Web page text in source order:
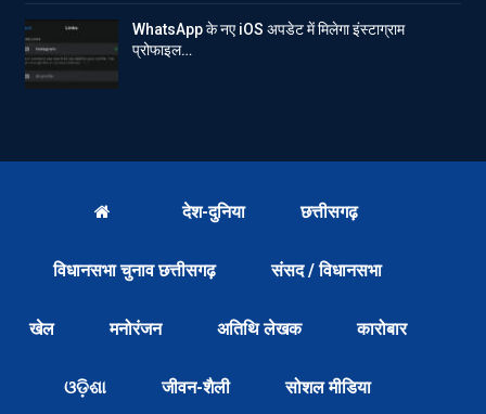
WhatsApp के नए iOS अपडेट में मिलेगा इंस्टाग्राम
प्रोफाइल…
देश-दुनिया छत्तीसगढ़
विधानसभा चुनाव छत्तीसगढ़ संसद / विधानसभा
खेल मनोरंजन अतिथि लेखक कारोबार
ଓଡ଼ିଶା जीवन-शैली सोशल मीडिया